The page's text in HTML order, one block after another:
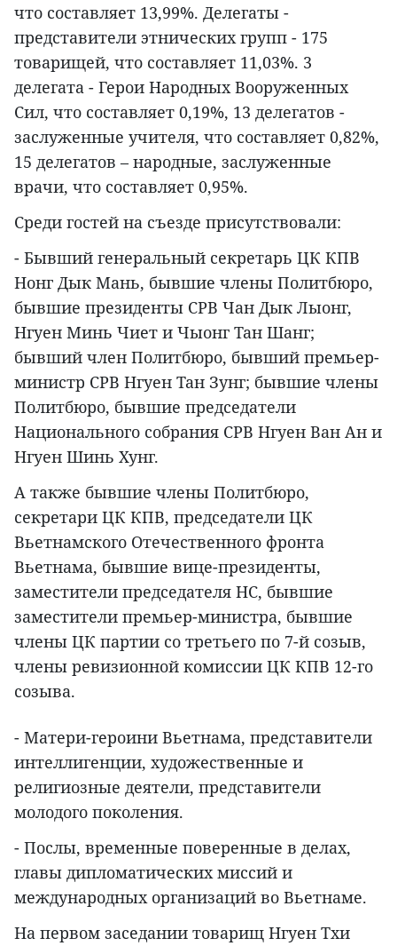
что составляет 13,99%. Делегаты -
представители этнических групп - 175
товарищей, что составляет 11,03%. 3
делегата - Герои Народных Вооруженных
Сил, что составляет 0,19%, 13 делегатов -
заслуженные учителя, что составляет 0,82%,
15 делегатов – народные, заслуженные
врачи, что составляет 0,95%.
Среди гостей на съезде присутствовали:
- Бывший генеральный секретарь ЦК КПВ
Нонг Дык Мань, бывшие члены Политбюро,
бывшие президенты СРВ Чан Дык Лыонг,
Нгуен Минь Чиет и Чыонг Тан Шанг;
бывший член Политбюро, бывший премьер-
министр СРВ Нгуен Тан Зунг; бывшие члены
Политбюро, бывшие председатели
Национального собрания СРВ Нгуен Ван Ан и
Нгуен Шинь Хунг.
А также бывшие члены Политбюро,
секретари ЦК КПВ, председатели ЦК
Вьетнамского Отечественного фронта
Вьетнама, бывшие вице-президенты,
заместители председателя НС, бывшие
заместители премьер-министра, бывшие
члены ЦК партии со третьего по 7-й созыв,
члены ревизионной комиссии ЦК КПВ 12-го
созыва.
- Матери-героини Вьетнама, представители
интеллигенции, художественные и
религиозные деятели, представители
молодого поколения.
- Послы, временные поверенные в делах,
главы дипломатических миссий и
международных организаций во Вьетнаме.
На первом заседании товарищ Нгуен Тхи